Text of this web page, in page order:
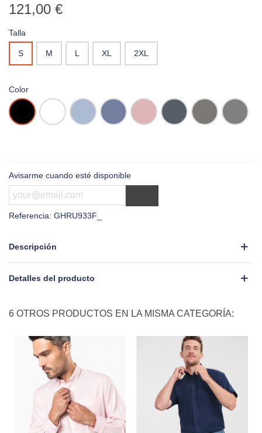
121,00 €
Talla
S M L XL 2XL
Color
Negro
Blanco
Oxford
Blue
Oxford
Cobalt
Oxford
Pink
Oxford
Navy
Oxford
Silver
Oxford
Zinc
Avisarme cuando esté disponible
Referencia: GHRU933F_
Descripción
Detalles del producto
6 OTROS PRODUCTOS EN LA MISMA CATEGORÍA: